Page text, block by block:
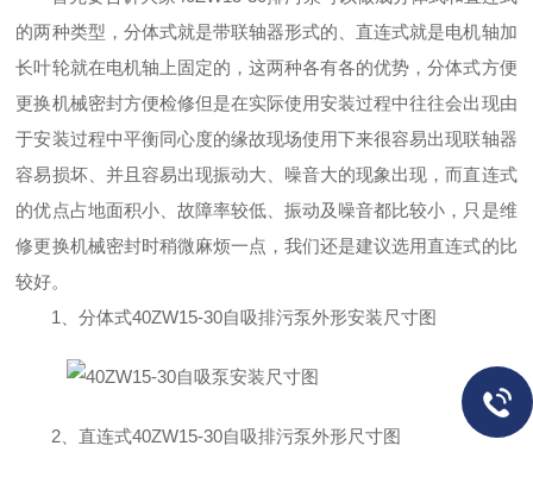
的两种类型，分体式就是带联轴器形式的、直连式就是电机轴加
长叶轮就在电机轴上固定的，这两种各有各的优势，分体式方便
更换机械密封方便检修但是在实际使用安装过程中往往会出现由
于安装过程中平衡同心度的缘故现场使用下来很容易出现联轴器
容易损坏、并且容易出现振动大、噪音大的现象出现，而直连式
的优点占地面积小、故障率较低、振动及噪音都比较小，只是维
修更换机械密封时稍微麻烦一点，我们还是建议选用直连式的比
较好。
1
、分体式40ZW15-30自吸排污泵外形安装尺寸图
2 、直连式40ZW15-30自吸排污泵外形尺寸图